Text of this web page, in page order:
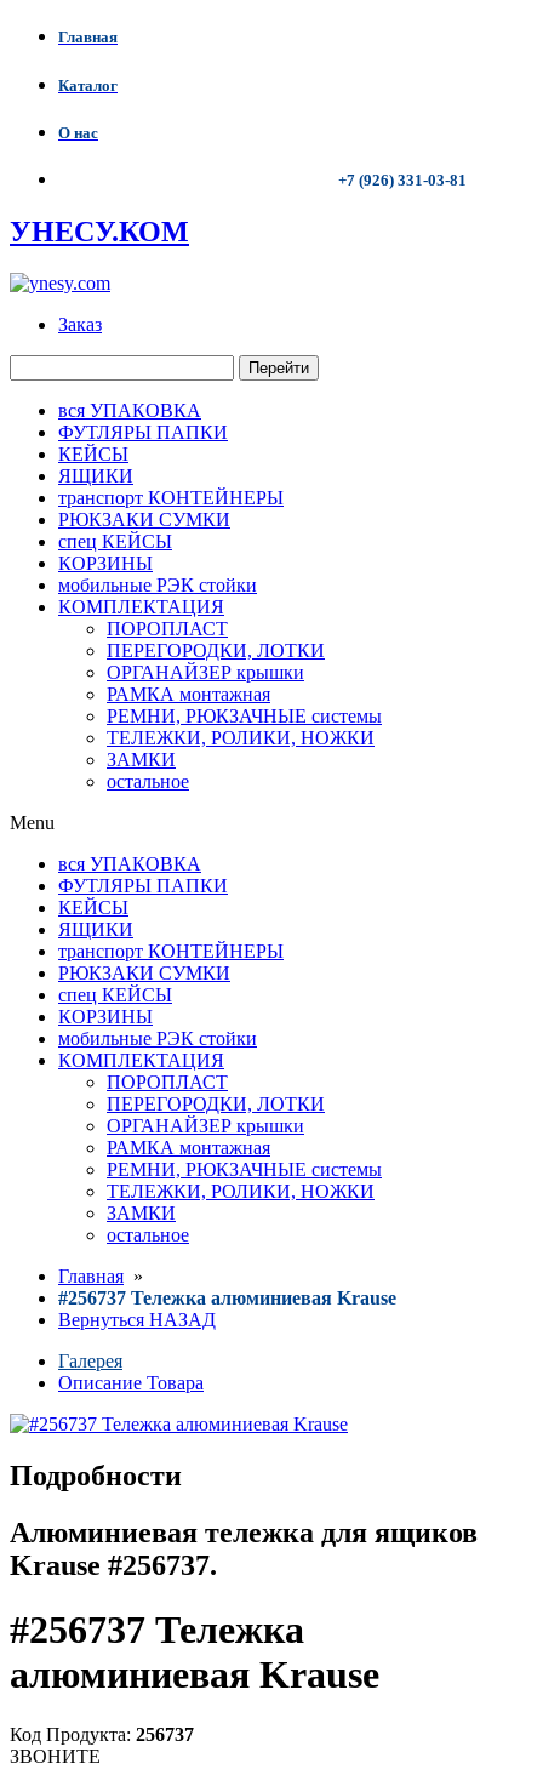
Главная
Каталог
О нас
+7 (926) 331-03-81
УНЕСУ.КОМ
Заказ
Перейти
вся УПАКОВКА
ФУТЛЯРЫ ПАПКИ
КЕЙСЫ
ЯЩИКИ
транспорт КОНТЕЙНЕРЫ
РЮКЗАКИ СУМКИ
спец КЕЙСЫ
КОРЗИНЫ
мобильные РЭК стойки
КОМПЛЕКТАЦИЯ
ПОРОПЛАСТ
ПЕРЕГОРОДКИ, ЛОТКИ
ОРГАНАЙЗЕР крышки
РАМКА монтажная
РЕМНИ, РЮКЗАЧНЫЕ системы
ТЕЛЕЖКИ, РОЛИКИ, НОЖКИ
ЗАМКИ
остальное
Menu
вся УПАКОВКА
ФУТЛЯРЫ ПАПКИ
КЕЙСЫ
ЯЩИКИ
транспорт КОНТЕЙНЕРЫ
РЮКЗАКИ СУМКИ
спец КЕЙСЫ
КОРЗИНЫ
мобильные РЭК стойки
КОМПЛЕКТАЦИЯ
ПОРОПЛАСТ
ПЕРЕГОРОДКИ, ЛОТКИ
ОРГАНАЙЗЕР крышки
РАМКА монтажная
РЕМНИ, РЮКЗАЧНЫЕ системы
ТЕЛЕЖКИ, РОЛИКИ, НОЖКИ
ЗАМКИ
остальное
Главная »
#256737 Тележка алюминиевая Krause
Вернуться НАЗАД
Галерея
Описание Товара
Подробности
Алюминиевая тележка для ящиков
Krause #256737.
#256737 Тележка
алюминиевая Krause
Код Продукта: 256737
ЗВОНИТЕ